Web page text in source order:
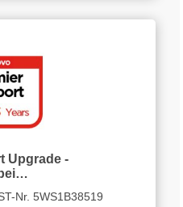
Upgrade -
Nr. 5WS1B38519